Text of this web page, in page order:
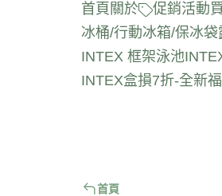
首頁 關於 促銷活動
冰桶/行動冰箱/保冰袋
INTEX 框架泳池
INTEX盒損7折-全新
首頁